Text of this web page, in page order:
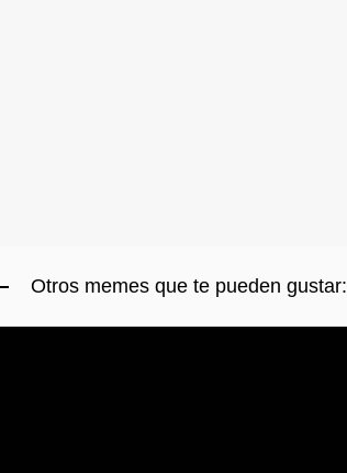
Otros memes que te pueden gustar: